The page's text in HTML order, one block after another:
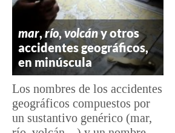
mar,río, volcány otros
accidentes geográficos,
en minúscula
Los nombres de los accidentes
geográficos compuestos por
un sustantivo genérico (mar,